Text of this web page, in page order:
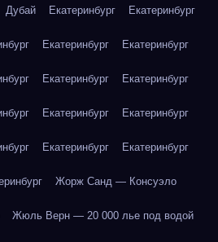
Дубай Екатеринбург Екатеринбург
Екатеринбург Екатеринбург
Екатеринбург Екатеринбург
Екатеринбург Екатеринбург
Екатеринбург Екатеринбург
Жорж Санд — Консуэло
Жюль Верн — 20 000 лье под водой